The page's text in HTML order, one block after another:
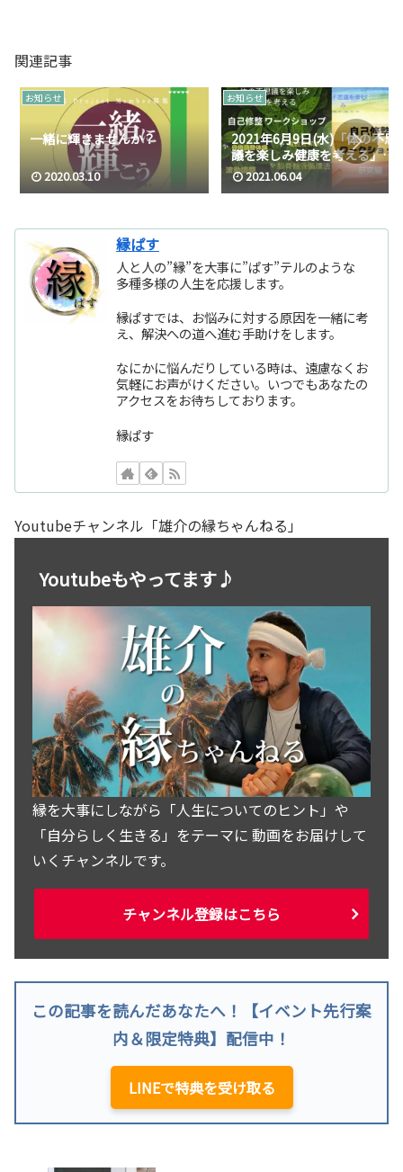
関連記事
お知らせ
一緒に輝きませんか？
2020.03.10
お知らせ
2021年6月9日(水)「体の不思
議を楽しみ健康を考える」自
己修整ワークショップ 基礎編
＆研究編
2021.06.04
縁ぱす
人と人の”縁”を大事に”ぱす”テルのような
多種多様の人生を応援します。
縁ぱすでは、お悩みに対する原因を一緒に考
え、解決への道へ進む手助けをします。
なにかに悩んだりしている時は、遠慮なくお
気軽にお声がけください。いつでもあなたの
アクセスをお待ちしております。
縁ぱす
Youtubeチャンネル「雄介の縁ちゃんねる」
Youtubeもやってます♪
縁を大事にしながら「人生についてのヒント」や
「自分らしく生きる」をテーマに 動画をお届けして
いくチャンネルです。
チャンネル登録はこちら
この記事を読んだあなたへ！【イベント先行案
内＆限定特典】配信中！
LINEで特典を受け取る